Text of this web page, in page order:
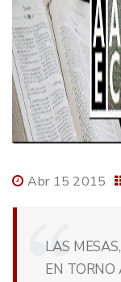
Abr 15 2015
LAS
EN TORNO